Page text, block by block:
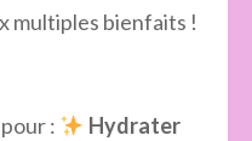
multiples bienfaits !
:
Hydrater